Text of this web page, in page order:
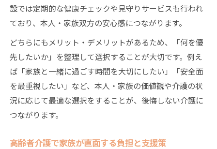
設では定期的な健康チェックや見守りサービスも行われ
ており、本人・家族双方の安心感につながります。
どちらにもメリット・デメリットがあるため、「何を優
先したいか」を整理して選択することが大切です。例え
ば「家族と一緒に過ごす時間を大切にしたい」「安全面
を最重視したい」など、本人・家族の価値観や介護の状
況に応じて最適な選択をすることが、後悔しない介護に
つながります。
高齢者介護で家族が直面する負担と支援策